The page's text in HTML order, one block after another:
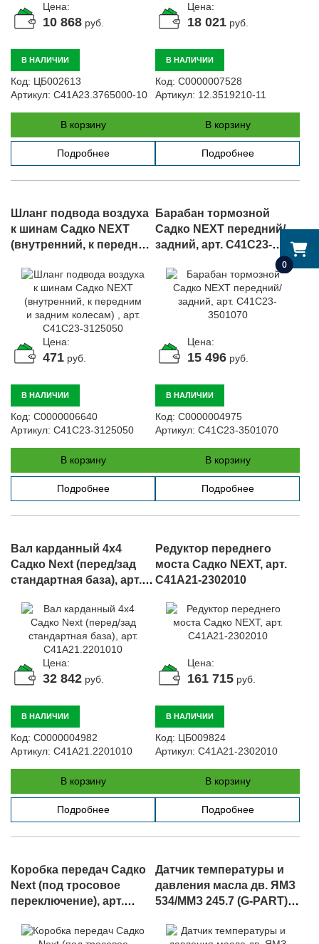
0
Цена:
10 868 руб.
В НАЛИЧИИ
Код: ЦБ002613
Артикул: C41A23.3765000-10
В корзину
Подробнее
Цена:
18 021 руб.
В НАЛИЧИИ
Код: С0000007528
Артикул: 12.3519210-11
В корзину
Подробнее
Шланг подвода воздуха
к шинам Садко NEXT
(внутренний, к передним
C41C23-3125050
Цена:
471 руб.
В НАЛИЧИИ
Код: С0000006640
Артикул: C41C23-3125050
В корзину
Подробнее
Барабан тормозной
Садко NEXT передний/
задний, арт. C41C23-
Цена:
15 496 руб.
В НАЛИЧИИ
Код: С0000004975
Артикул: C41C23-3501070
В корзину
Подробнее
Вал карданный 4х4
Садко Next (перед/зад
стандартная база), арт.
Цена:
32 842 руб.
В НАЛИЧИИ
Код: С0000004982
Артикул: C41A21.2201010
В корзину
Подробнее
Редуктор переднего
моста Садко NEXT, арт.
C41A21-2302010
Цена:
161 715 руб.
В НАЛИЧИИ
Код: ЦБ009824
Артикул: C41A21-2302010
В корзину
Подробнее
Коробка передач Садко
Next (под тросовое
переключение), арт.
Датчик температуры и
давления масла дв. ЯМЗ
534/ММЗ 245.7 (G-PART),
5340.1130552/GP.12240012